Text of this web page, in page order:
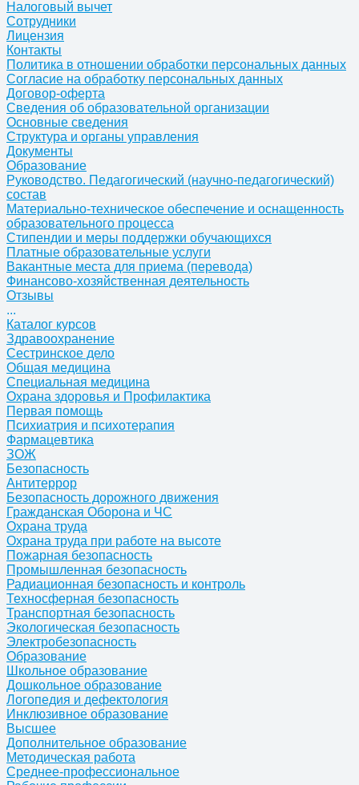
Налоговый вычет
Сотрудники
Лицензия
Контакты
Политика в отношении обработки персональных данных
Согласие на обработку персональных данных
Договор-оферта
Сведения об образовательной организации
Основные сведения
Структура и органы управления
Документы
Образование
Руководство. Педагогический (научно-педагогический)
состав
Материально-техническое обеспечение и оснащенность
образовательного процесса
Стипендии и меры поддержки обучающихся
Платные образовательные услуги
Вакантные места для приема (перевода)
Финансово-хозяйственная деятельность
Отзывы
...
Каталог курсов
Здравоохранение
Сестринское дело
Общая медицина
Специальная медицина
Охрана здоровья и Профилактика
Первая помощь
Психиатрия и психотерапия
Фармацевтика
ЗОЖ
Безопасность
Антитеррор
Безопасность дорожного движения
Гражданская Оборона и ЧС
Охрана труда
Охрана труда при работе на высоте
Пожарная безопасность
Промышленная безопасность
Радиационная безопасность и контроль
Техносферная безопасность
Транспортная безопасность
Экологическая безопасность
Электробезопасность
Образование
Школьное образование
Дошкольное образование
Логопедия и дефектология
Инклюзивное образование
Высшее
Дополнительное образование
Методическая работа
Среднее-профессиональное